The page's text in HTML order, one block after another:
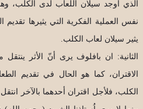
الذي أوجد سيلان اللعاب لدى الكلب،
نفس العملية الفكرية التي يثيرها
يثير سيلان لعاب الكلب.
الثانية: ان بافلوف يرى أنّ الأثر
الاقتران، كما هو الحال في تقديم
الكلب، فلأجل اقتران أحدهما بالآخر